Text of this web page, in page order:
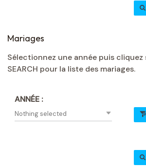
Mariages
Sélectionnez une année puis
SEARCH pour la liste des mariages.
ANNÉE :
Nothing selected